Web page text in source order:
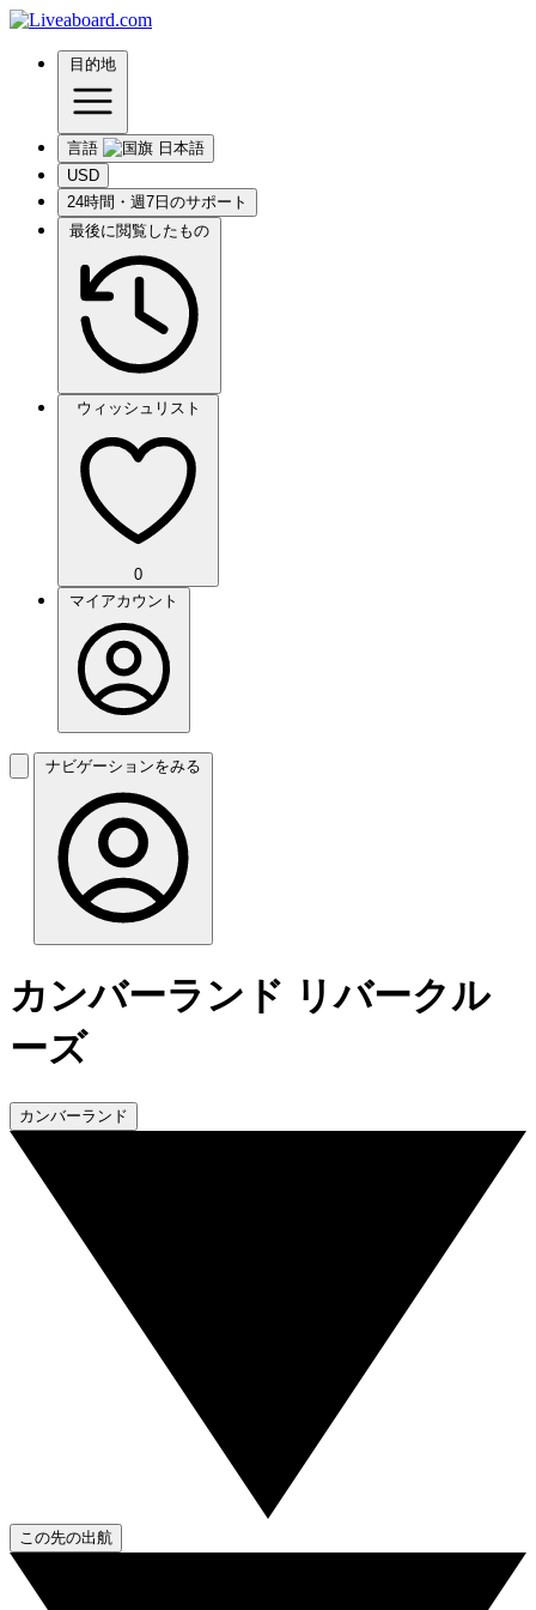
目的地
言語
USD
24時間・週7日のサポート
最後に閲覧したもの
ウィッシュリスト
0
マイアカウント
ナビゲーションをみる
カンバーランド リバークル
ーズ
カンバーランド
この先の出航